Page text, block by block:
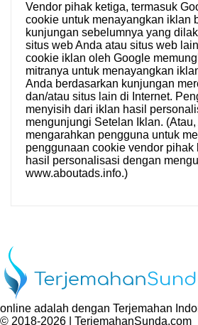
Vendor pihak ketiga, termasuk
cookie untuk menayangkan iklan
kunjungan sebelumnya yang
situs web Anda atau situs web
cookie iklan oleh Google
mitranya untuk menayangkan
Anda berdasarkan kunjungan
dan/atau situs lain di Internet.
menyisih dari iklan hasil
mengunjungi Setelan Iklan.
mengarahkan pengguna untuk
penggunaan cookie vendor pihak
hasil personalisasi dengan
www.aboutads.info.)
online adalah dengan Terjemahan
© 2018-2026 | TerjemahanSunda.com